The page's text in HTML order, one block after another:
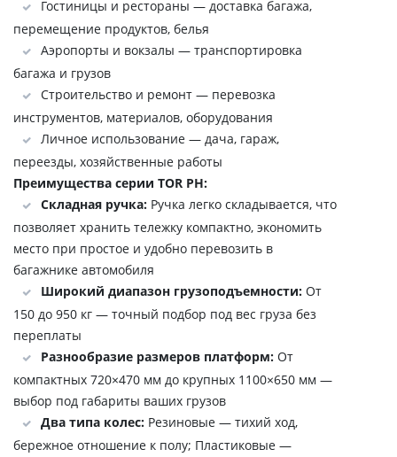
Гостиницы и рестораны — доставка багажа,
перемещение продуктов, белья
Аэропорты и вокзалы — транспортировка
багажа и грузов
Строительство и ремонт — перевозка
инструментов, материалов, оборудования
Личное использование — дача, гараж,
переезды, хозяйственные работы
Преимущества серии TOR PH:
Складная ручка: Ручка легко складывается, что
позволяет хранить тележку компактно, экономить
место при простое и удобно перевозить в
багажнике автомобиля
Широкий диапазон грузоподъемности: От
150 до 950 кг — точный подбор под вес груза без
переплаты
Разнообразие размеров платформ: От
компактных 720×470 мм до крупных 1100×650 мм —
выбор под габариты ваших грузов
Два типа колес: Резиновые — тихий ход,
бережное отношение к полу; Пластиковые —